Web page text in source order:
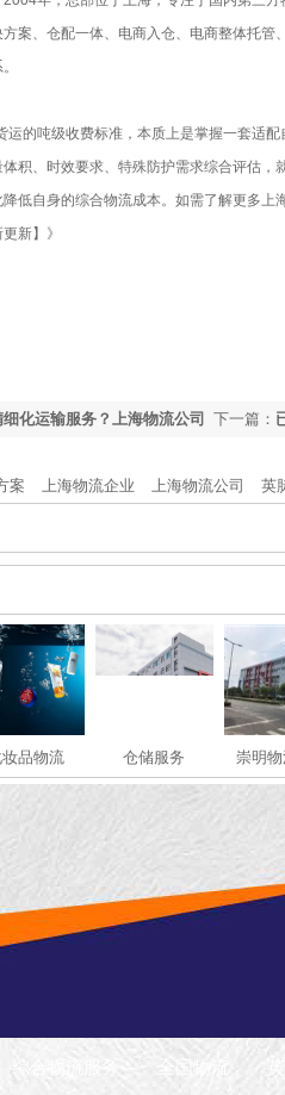
案、仓配一体、电商入仓、电商整体托
吨级收费标准，本质上是掌握一套适配
积、时效要求、特殊防护需求综合评估
低自身的综合物流成本。如需了解更多上
新】 》
下一篇：
化运输服务？上海物流公司
案 上海物流企业 上海物流公司 英
品物流 仓储服务 崇明物
全国物流